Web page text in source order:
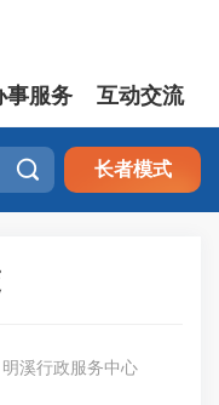
事服务 互动交流
 长者模式
溪行政服务中心